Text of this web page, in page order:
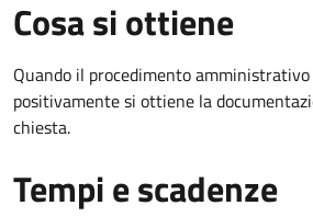
Cosa si ottiene
Quando il procedimento
positivamente si ottiene la
chiesta.
Tempi e scadenze